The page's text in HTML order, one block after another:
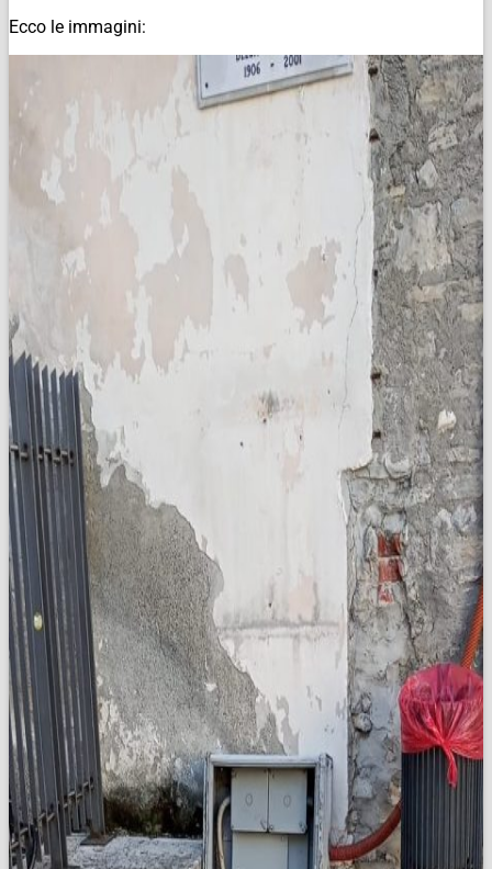
Ecco le immagini: